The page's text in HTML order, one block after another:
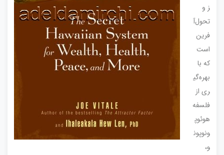
ز و
تحول‌آ
فرین
است
که با
بهره‌گی
ری از
فلسفه
هوئوپ
ونوپون
و،